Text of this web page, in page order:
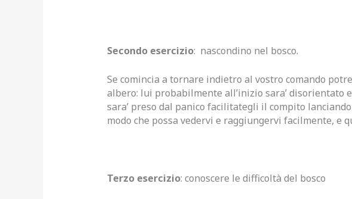
Secondo esercizio: nascondino nel bosco.
Se comincia a tornare indietro al vostro comando
albero: lui probabilmente all’inizio sara’ disorientato
sara’ preso dal panico facilitategli il compito
modo che possa vedervi e raggiungervi facilmente, e
Terzo esercizio: conoscere le difficoltà del bosco